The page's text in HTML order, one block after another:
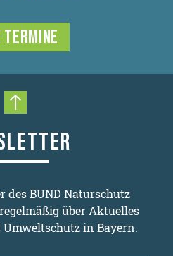
Nach oben scrollen
des BUND Naturschutz
über Aktuelles
in Bayern.